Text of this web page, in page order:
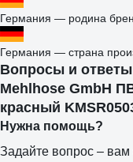
Германия — родина
Германия — страна
Вопросы и ответы
Mehlhose GmbH
красный
Нужна помощь?
Задайте вопрос – вам